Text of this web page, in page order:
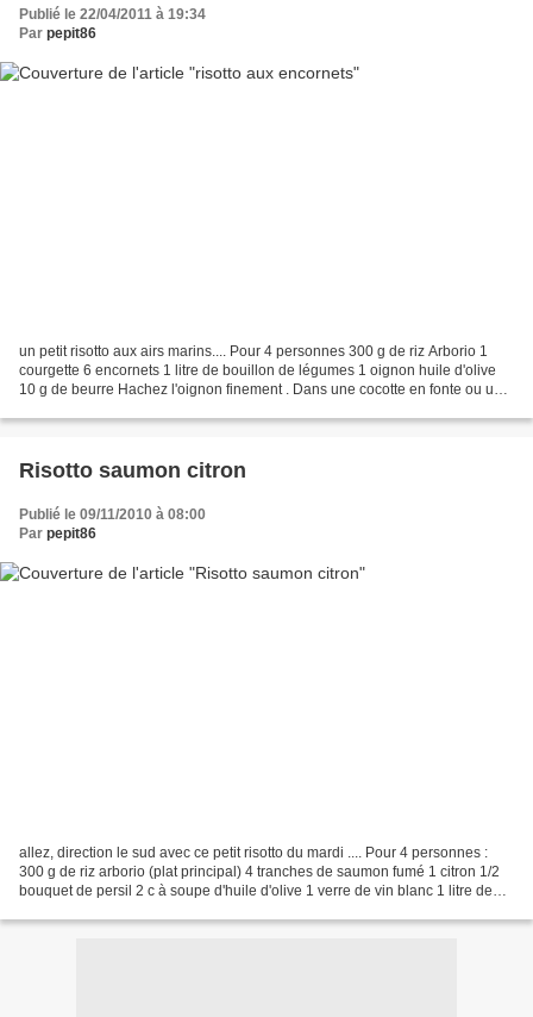
Publié le 22/04/2011 à 19:34
Par pepit86
un petit risotto aux airs marins.... Pour 4 personnes 300 g de riz Arborio 1
courgette 6 encornets 1 litre de bouillon de légumes 1 oignon huile d'olive
10 g de beurre Hachez l'oignon finement . Dans une cocotte en fonte ou une
Risotto saumon citron
Publié le 09/11/2010 à 08:00
Par pepit86
allez, direction le sud avec ce petit risotto du mardi .... Pour 4 personnes :
300 g de riz arborio (plat principal) 4 tranches de saumon fumé 1 citron 1/2
bouquet de persil 2 c à soupe d'huile d'olive 1 verre de vin blanc 1 litre de